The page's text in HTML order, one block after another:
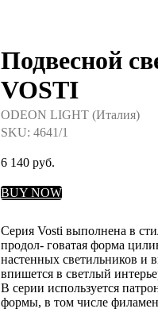
Подвесной
VOSTI
ODEON LIGHT (Италия)
SKU: 4641/1
6 140 руб.
BUY NOW
Серия Vosti выполнена в
продол- говатая форма
настенных светильников и
впишется в светлый
В серии используется
формы, в том числе